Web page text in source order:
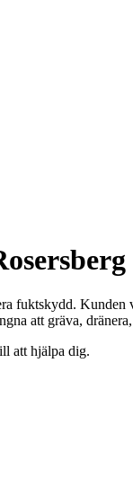
fuktskydd.
att gräva,
att hjälpa dig.